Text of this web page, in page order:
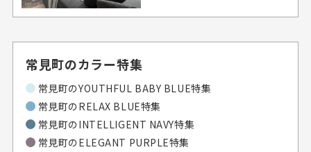
常見町のカラー特集
常見町のYOUTHFUL BABY BLUE特集
常見町のRELAX BLUE特集
常見町のINTELLIGENT NAVY特集
常見町のELEGANT PURPLE特集